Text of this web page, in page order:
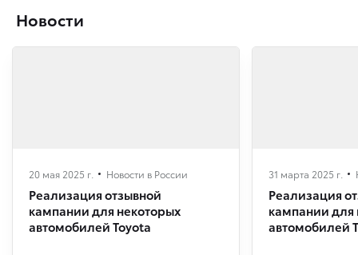
Новости
Новости в России
20 мая 2025 г.
Реализация отзывной
кампании для некоторых
автомобилей Toyota
31 марта 2025 г.
Реализация
кампании для
автомобилей